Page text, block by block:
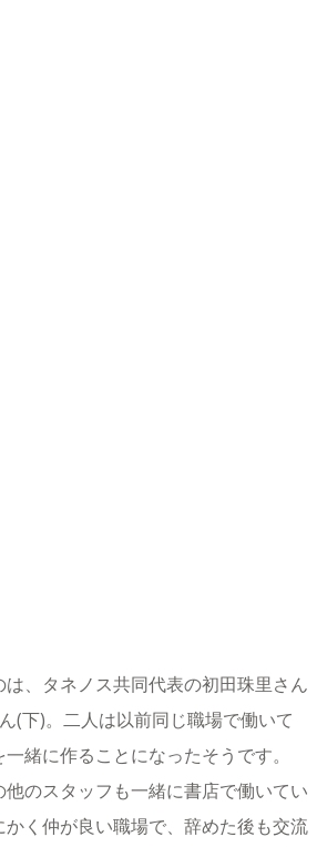
、タネノス共同代表の初田珠里さん
(下)。二人は以前同じ職場で働いて
緒に作ることになったそうです。
他のスタッフも一緒に書店で働いてい
く仲が良い職場で、辞めた後も交流